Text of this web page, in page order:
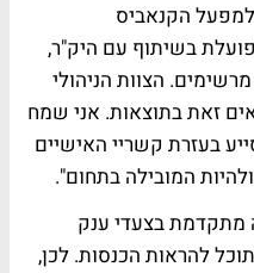
למפעל הקנאביס
בשיתוף עם היק"ר,
הצוות הניהולי
זאת בתוצאות. אני שמח
בעזרת קשריי האישיים
המובילה בתחום".
מתקדמת בצעדי ענק
להראות הכנסות. לכן,